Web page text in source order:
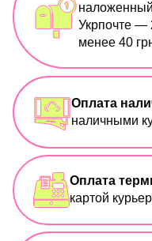
Укрпочте —
менее 40
Оплата
наличными
Оплата
картой